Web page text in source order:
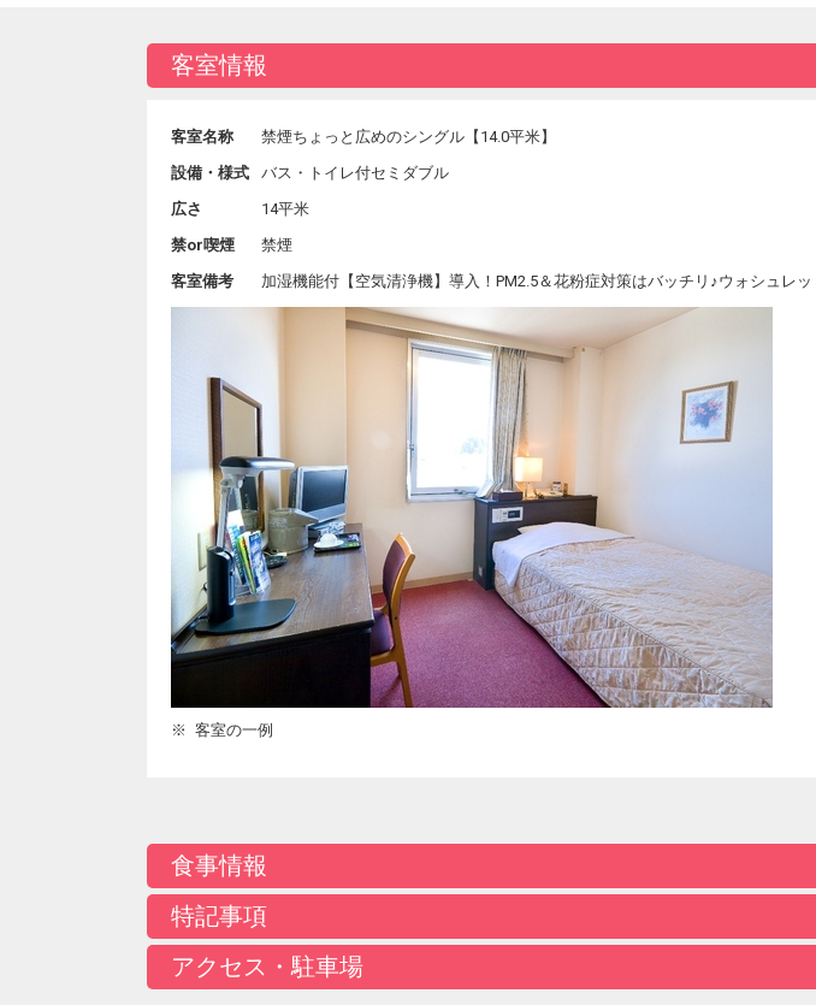
・コイ
・JR
四万十
客室情報
客室名称
禁煙ちょっと広めのシングル【14.0平米】
設備・様式
バス・トイレ付セミダブル
広さ
14平米
禁or喫煙
禁煙
客室備考
加湿機能付【空気清浄機】導入！PM2.5＆花粉症対策はバッチリ♪ウォシュ
客室の一例
食事情報
特記事項
アクセス・駐車場